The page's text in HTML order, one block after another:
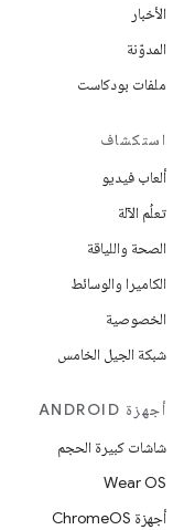
الأخبار
المدوّنة
ملفات بودكاست
استكشاف
ألعاب فيديو
تعلُم الآلة
الصحة واللياقة
الكاميرا والوسائط
الخصوصية
شبكة الجيل الخامس
أجهزة ANDROID
شاشات كبيرة الحجم
Wear OS
أجهزة ChromeOS